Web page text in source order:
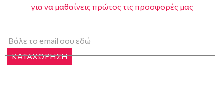
για να μαθαίνεις πρώτος τις προσφορές μας
ΚΑΤΑΧΩΡΗΣΗ